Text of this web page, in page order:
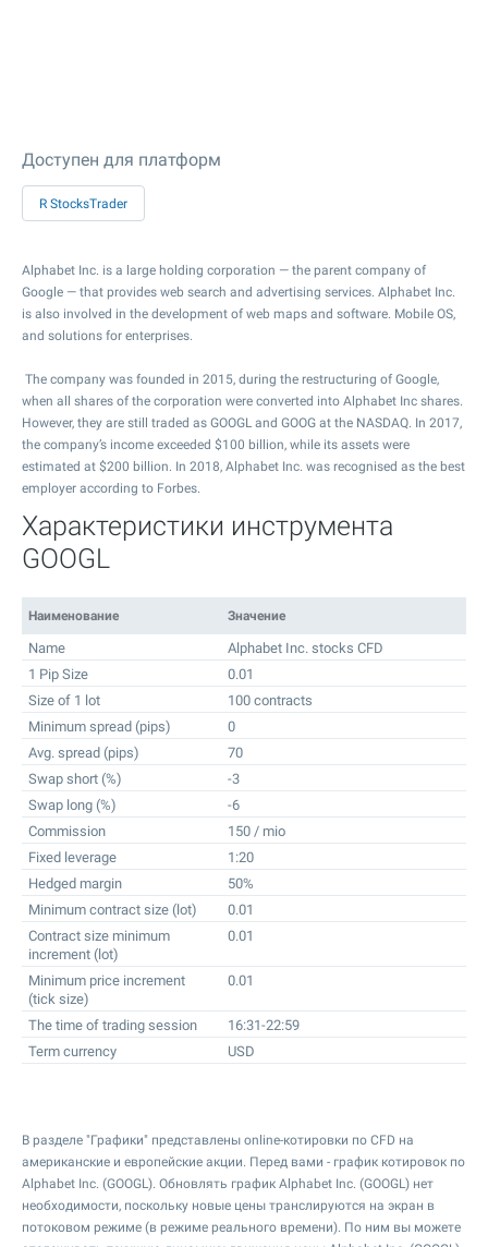
Доступен для платформ
R StocksTrader
Alphabet Inc. is a large holding corporation — the parent company of
Google — that provides web search and advertising services. Alphabet Inc.
is also involved in the development of web maps and software. Mobile OS,
and solutions for enterprises.
The company was founded in 2015, during the restructuring of Google,
when all shares of the corporation were converted into Alphabet Inc shares.
However, they are still traded as GOOGL and GOOG at the NASDAQ. In 2017,
the company’s income exceeded $100 billion, while its assets were
estimated at $200 billion. In 2018, Alphabet Inc. was recognised as the best
employer according to Forbes.
Характеристики инструмента
GOOGL
Наименование Значение
Name
Alphabet Inc. stocks CFD
1 Pip Size
0.01
Size of 1 lot
100 contracts
Minimum spread (pips)
0
Avg. spread (pips)
70
Swap short (%)
-3
Swap long (%)
-6
Commission
150 / mio
Fixed leverage
1:20
Hedged margin
50%
Minimum contract size (lot)
0.01
Contract size minimum
increment (lot)
0.01
Minimum price increment
(tick size)
0.01
The time of trading session
16:31-22:59
Term currency
USD
В разделе "Графики" представлены online-котировки по CFD на
американские и европейские акции. Перед вами - график котировок по
Alphabet Inc. (GOOGL). Обновлять график Alphabet Inc. (GOOGL) нет
необходимости, поскольку новые цены транслируются на экран в
потоковом режиме (в режиме реального времени). По ним вы можете